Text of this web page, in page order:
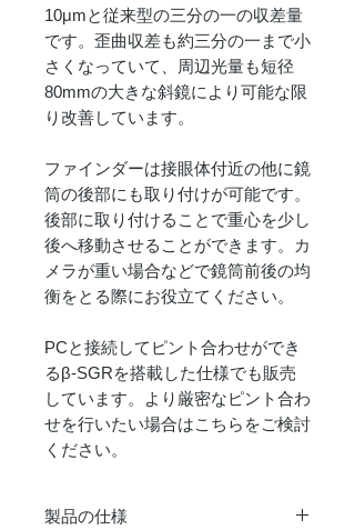
10μmと従来型の三分の一の収差量
です。歪曲収差も約三分の一まで小
さくなっていて、周辺光量も短径
80mmの大きな斜鏡により可能な限
り改善しています。
ファインダーは接眼体付近の他に鏡
筒の後部にも取り付けが可能です。
後部に取り付けることで重心を少し
後へ移動させることができます。カ
メラが重い場合などで鏡筒前後の均
衡をとる際にお役立てください。
PCと接続してピント合わせができ
るβ-SGRを搭載した仕様でも販売
しています。より厳密なピント合わ
せを行いたい場合はこちらをご検討
ください。
製品の仕様